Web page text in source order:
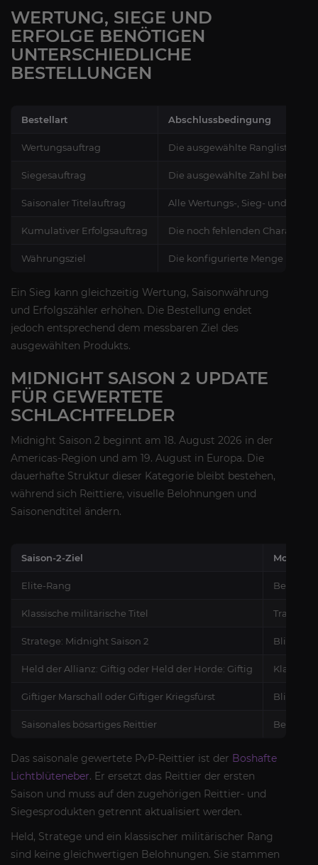
WERTUNG, SIEGE UND
ERFOLGE BENÖTIGEN
UNTERSCHIEDLICHE
BESTELLUNGEN
Bestellart Abschlussbedingung
Wertungsauftrag Die ausgewählte Rangliste
Siegesauftrag Die ausgewählte Zahl
Saisonaler Titelauftrag Alle Wertungs-, Sieg- und
Kumulativer Erfolgsauftrag Die noch fehlenden Charakter-
Währungsziel Die konfigurierte Menge Ehre
Ein Sieg kann gleichzeitig Wertung, Saisonwährung
und Erfolgszähler erhöhen. Die Bestellung endet
jedoch entsprechend dem messbaren Ziel des
ausgewählten Produkts.
MIDNIGHT SAISON 2 UPDATE
FÜR GEWERTETE
SCHLACHTFELDER
Midnight Saison 2 beginnt am 18. August 2026 in der
Americas-Region und am 19. August in Europa. Die
dauerhafte Struktur dieser Kategorie bleibt bestehen,
während sich Reittiere, visuelle Belohnungen und
Saisonendtitel ändern.
Saison-2-Ziel Modus
Elite-Rang
Klassische militärische Titel
Stratege: Midnight Saison 2
Held der Allianz: Giftig oder Held der Horde: Giftig
Giftiger Marschall oder Giftiger Kriegsfürst
Saisonales bösartiges Reittier
Das saisonale gewertete PvP-Reittier ist der Boshafte
Lichtblüteneber. Er ersetzt das Reittier der ersten
Saison und muss auf den zugehörigen Reittier- und
Siegesprodukten getrennt aktualisiert werden.
Held, Stratege und ein klassischer militärischer Rang
sind keine gleichwertigen Belohnungen. Sie stammen